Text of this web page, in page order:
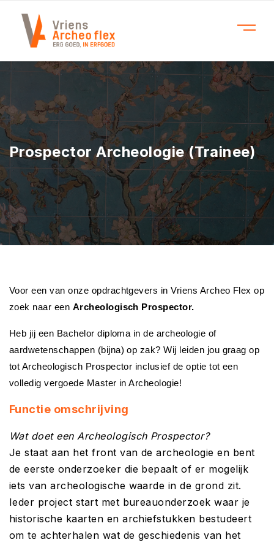
Prospector Archeologie (Trainee)
Voor een van onze opdrachtgevers in Vriens Archeo Flex op
zoek naar een Archeologisch Prospector.
Heb jij een Bachelor diploma in de archeologie of
aardwetenschappen (bijna) op zak? Wij leiden jou graag op
tot Archeologisch Prospector inclusief de optie tot een
volledig vergoede Master in Archeologie!
Functie omschrijving
Wat doet een Archeologisch Prospector?
Je staat aan het front van de archeologie en bent
de eerste onderzoeker die bepaalt of er mogelijk
iets van archeologische waarde in de grond zit.
Ieder project start met bureauonderzoek waar je
historische kaarten en archiefstukken bestudeert
om te achterhalen wat de geschiedenis van het